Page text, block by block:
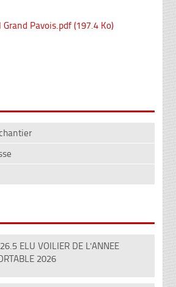
Grand Pavois.pdf(197.4 Ko)
ELU VOILIER DE L'ANNEE
2026